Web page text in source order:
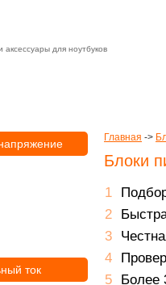
аксессуары для ноутбуков
Главная ->
Блоки
Более
ток